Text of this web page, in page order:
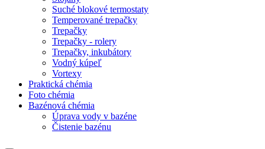
Suché blokové termostaty
Temperované trepačky
Trepačky
Trepačky - rolery
Trepačky, inkubátory
Vodný kúpeľ
Vortexy
Praktická chémia
Foto chémia
Bazénová chémia
Úprava vody v bazéne
Čistenie bazénu